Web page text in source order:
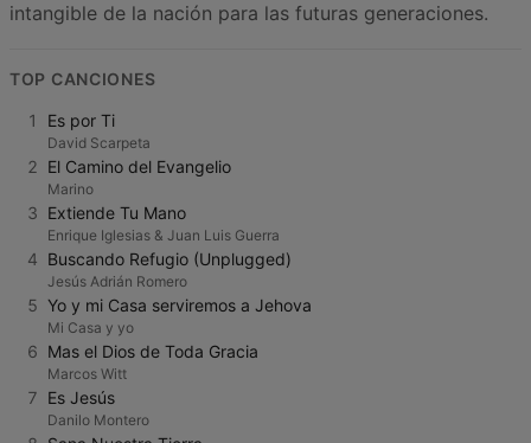
intangible de la nación para las futuras generaciones.
TOP CANCIONES
1 Es por Ti
David Scarpeta
2 El Camino del Evangelio
Marino
3 Extiende Tu Mano
Enrique Iglesias & Juan Luis Guerra
4 Buscando Refugio (Unplugged)
Jesús Adrián Romero
5 Yo y mi Casa serviremos a Jehova
Mi Casa y yo
6 Mas el Dios de Toda Gracia
Marcos Witt
7 Es Jesús
Danilo Montero